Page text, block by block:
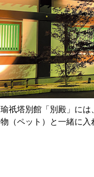
瑜祇塔別館「別殿」に
物（ペット）と一緒に入